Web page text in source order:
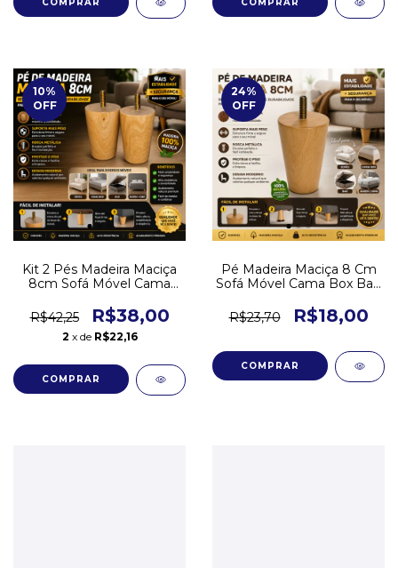
10%
OFF
Kit 2 Pés Madeira Maciça
8cm Sofá Móvel Cama
R$42,25
R$38,00
2 x de R$22,16
24%
OFF
Pé Madeira Maciça 8 Cm
Sofá Móvel Cama Box Bau
R$23,70
R$18,00